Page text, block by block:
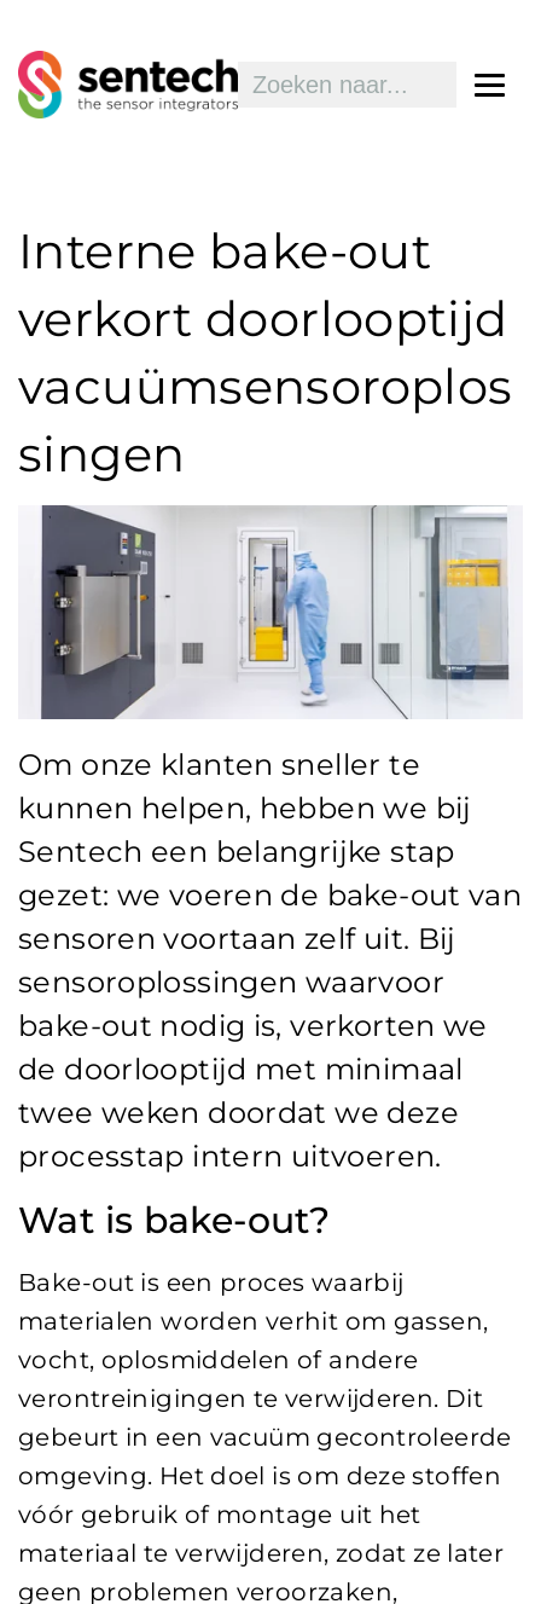
Interne bake-out
verkort doorlooptijd
vacuümsensoroplos
singen
Om onze klanten sneller te
kunnen helpen, hebben we bij
Sentech een belangrijke stap
gezet: we voeren de bake-out van
sensoren voortaan zelf uit. Bij
sensoroplossingen waarvoor
bake-out nodig is, verkorten we
de doorlooptijd met minimaal
twee weken doordat we deze
processtap intern uitvoeren.
Wat is bake-out?
Bake-out is een proces waarbij
materialen worden verhit om gassen,
vocht, oplosmiddelen of andere
verontreinigingen te verwijderen. Dit
gebeurt in een vacuüm gecontroleerde
omgeving. Het doel is om deze stoffen
vóór gebruik of montage uit het
materiaal te verwijderen, zodat ze later
geen problemen veroorzaken,